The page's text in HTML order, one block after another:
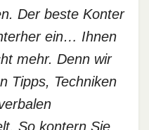
Der beste Konter
ein… Ihnen
mehr. Denn wir
Tipps, Techniken
So kontern Sie